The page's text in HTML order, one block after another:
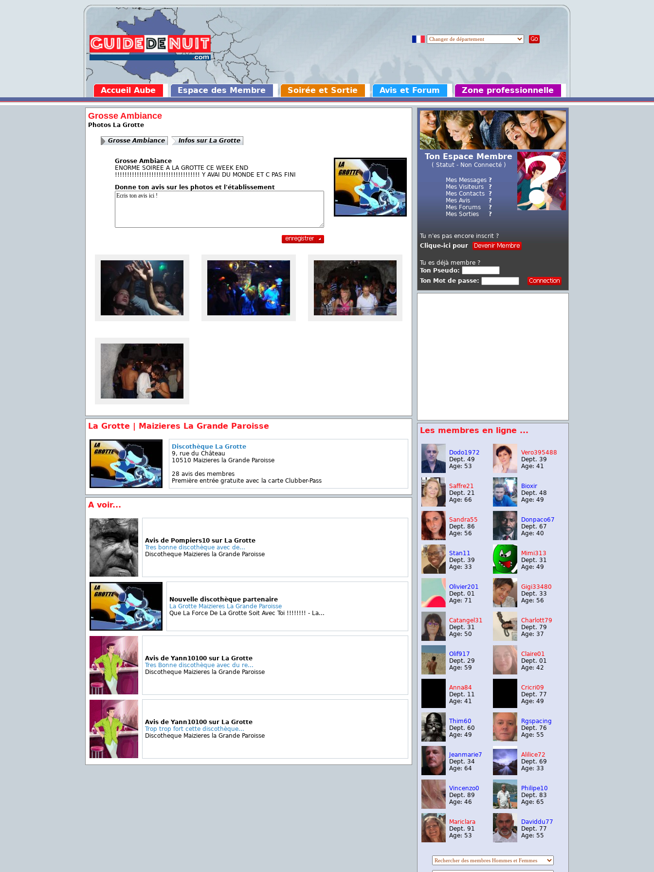
Accueil Aube Espace des Membre Soirée et Sortie Avis et Forum Zone professionnelle
Grosse Ambiance
Photos La Grotte
Grosse Ambiance Infos sur La Grotte
Grosse Ambiance
ENORME SOIREE A LA GROTTE CE WEEK END
!!!!!!!!!!!!!!!!!!!!!!!!!!!!!!!!!!! Y AVAI DU MONDE ET C PAS FINI
Donne ton avis sur les photos et l'établissement
La Grotte | Maizieres La Grande Paroisse
Discothèque La Grotte
9, rue du Château
10510 Maizieres la Grande Paroisse
28 avis des membres
Première entrée gratuite avec la carte Clubber-Pass
A voir...
Avis de Pompiers10 sur La Grotte
Tres bonne discothèque avec de...
Discotheque Maizieres la Grande Paroisse
Nouvelle discothèque partenaire
La Grotte Maizieres La Grande Paroisse
Que La Force De La Grotte Soit Avec Toi !!!!!!!! - La...
Avis de Yann10100 sur La Grotte
Tres Bonne discothèque avec du re...
Discotheque Maizieres la Grande Paroisse
Avis de Yann10100 sur La Grotte
Trop trop fort cette discothèque...
Discotheque Maizieres la Grande Paroisse
Ton Espace Membre
( Statut - Non Connecté )
Mes Messages
Mes Visiteurs
Mes Contacts
Mes Avis
Mes Forums
Mes Sorties
?
?
?
?
?
?
Tu n'es pas encore inscrit ?
Clique-ici pour
Tu es déjà membre ?
Ton Pseudo:
Ton Mot de passe:
Les membres en ligne ...
Dodo1972
Dept. 49
Age: 53
Vero395488
Dept. 39
Age: 41
Saffre21
Dept. 21
Age: 66
Bioxir
Dept. 48
Age: 49
Sandra55
Dept. 86
Age: 56
Donpaco67
Dept. 67
Age: 40
Stan11
Dept. 39
Age: 33
Mimi313
Dept. 31
Age: 49
Olivier201
Dept. 01
Age: 71
Gigi33480
Dept. 33
Age: 56
Catangel31
Dept. 31
Age: 50
Charlott79
Dept. 79
Age: 37
Olif917
Dept. 29
Age: 59
Claire01
Dept. 01
Age: 42
Anna84
Dept. 11
Age: 41
Cricri09
Dept. 77
Age: 49
Thim60
Dept. 60
Age: 49
Rgspacing
Dept. 76
Age: 55
Jeanmarie7
Dept. 34
Age: 64
Alilice72
Dept. 69
Age: 33
Vincenzo0
Dept. 89
Age: 46
Philipe10
Dept. 83
Age: 65
Mariclara
Dept. 91
Age: 53
Daviddu77
Dept. 77
Age: 55